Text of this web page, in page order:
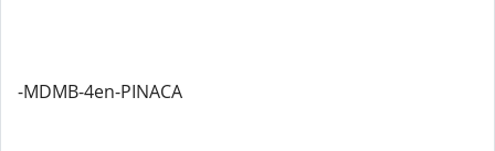
-MDMB-4en-PINACA